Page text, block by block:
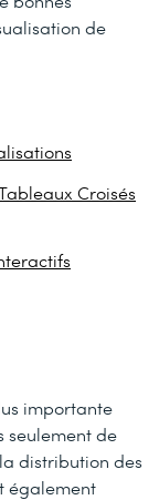
de
Croisés
importante
seulement de
distribution des
également